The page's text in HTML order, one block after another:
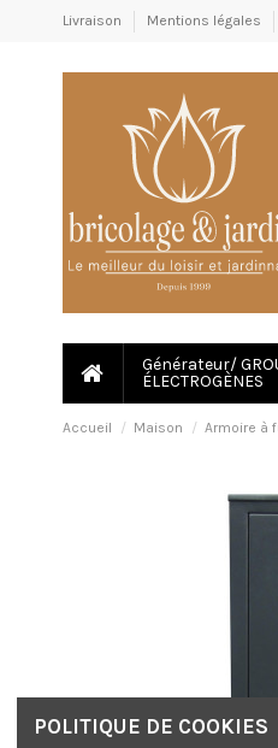
Livraison Mentions légales
Générateur/
ÉLECTROGÈNES
Accueil Maison Armoire à
POLITIQUE DE COOKIES